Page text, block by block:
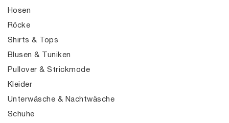
Hosen
Röcke
Shirts & Tops
Blusen & Tuniken
Pullover & Strickmode
Kleider
Unterwäsche & Nachtwäsche
Schuhe